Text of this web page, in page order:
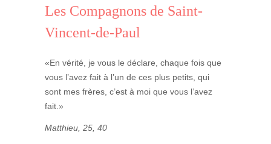
Les Compagnons de Saint-
Vincent-de-Paul
«En vérité, je vous le déclare, chaque fois que
vous l’avez fait à l’un de ces plus petits, qui
sont mes frères, c’est à moi que vous l’avez
fait.»
Matthieu, 25, 40